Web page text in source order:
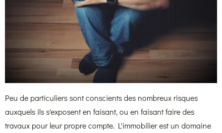
Peu de particuliers sont conscients des nombreux risques
auxquels ils s'exposent en faisant, ou en faisant faire des
travaux pour leur propre compte. L'immobilier est un domaine